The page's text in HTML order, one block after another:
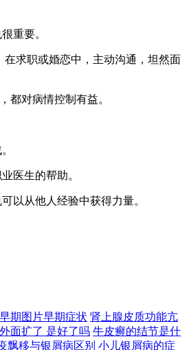
重要。
求职或婚恋中，主动沟通，坦然面
都对病情控制有益。
医生的帮助。
以从他人经验中获得力量。
期图片早期症状 肾上腺皮质功能亢
面扩了 是好了吗 牛皮癣的结节是什
飘移与银屑病区别 小儿银屑病的症